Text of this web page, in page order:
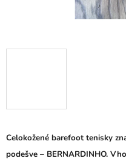
Celokožené barefoot tenisky
podešve – BERNARDINHO.